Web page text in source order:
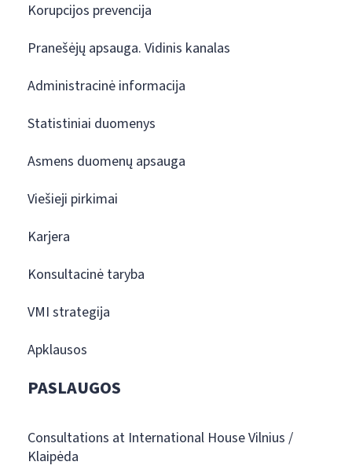
Korupcijos prevencija
Pranešėjų apsauga. Vidinis kanalas
Administracinė informacija
Statistiniai duomenys
Asmens duomenų apsauga
Viešieji pirkimai
Karjera
Konsultacinė taryba
VMI strategija
Apklausos
PASLAUGOS
Consultations at International House Vilnius /
Klaipėda